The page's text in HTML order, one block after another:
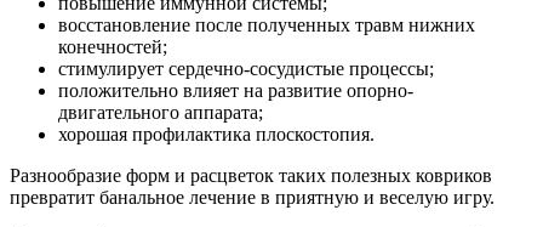
восстановление после полученных травм нижних
конечностей;
стимулирует сердечно-сосудистые процессы;
положительно влияет на развитие опорно-
двигательного аппарата;
хорошая профилактика плоскостопия.
Разнообразие форм и расцветок таких полезных ковриков
превратит банальное лечение в приятную и веселую игру.